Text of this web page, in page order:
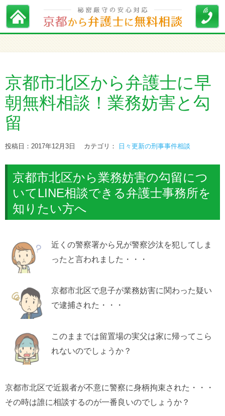
京都市北区から弁護士に早
朝無料相談！業務妨害と勾
留
投稿日：2017年12月3日 カテゴリ： 日々更新の刑事事件相談
京都市北区から業務妨害の勾留につ
いてLINE相談できる弁護士事務所を
知りたい方へ
近くの警察署から兄が警察沙汰を犯してしま
ったと言われました・・・
京都市北区で息子が業務妨害に関わった疑い
で逮捕された・・・
このままでは留置場の実父は家に帰ってこら
れないのでしょうか？
京都市北区で近親者が不意に警察に身柄拘束された・・・
その時は誰に相談するのが一番良いのでしょうか？